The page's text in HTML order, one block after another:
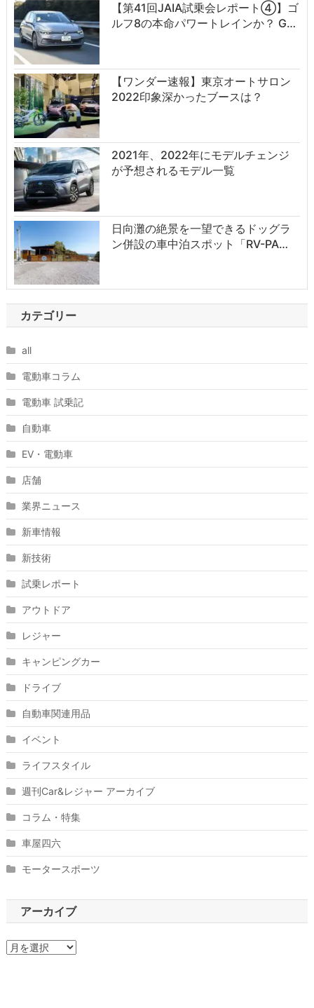
【第41回JAIA試乗会レポート④】ゴ
ルフ8の本命パワートレインか？ G…
【ワンダー速報】東京オートサロン
2022印象深かったブースは？
2021年、2022年にモデルチェンジ
が予想されるモデル一覧
日向灘の絶景を一望できるドッグラ
ン併設の車中泊スポット「RV-PA…
カテゴリー
all
電動車コラム
電動車 試乗記
自動車
EV・電動車
店舗
業界ニュース
新車情報
新技術
試乗レポート
アウトドア
レジャー
キャンピングカー
ドライブ
自動車関連用品
イベント
ライフスタイル
週刊Car&レジャー アーカイブ
コラム・特集
車屋四六
モータースポーツ
アーカイブ
ア